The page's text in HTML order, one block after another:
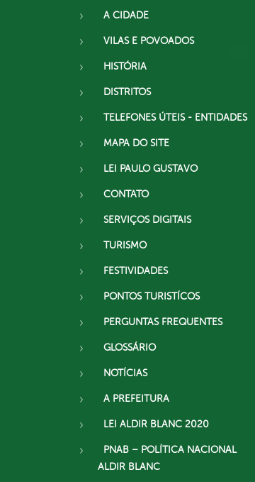
A CIDADE
VILAS E POVOADOS
HISTÓRIA
DISTRITOS
TELEFONES ÚTEIS - ENTIDADES
MAPA DO SITE
LEI PAULO GUSTAVO
CONTATO
SERVIÇOS DIGITAIS
TURISMO
FESTIVIDADES
PONTOS TURISTÍCOS
PERGUNTAS FREQUENTES
GLOSSÁRIO
NOTÍCIAS
A PREFEITURA
LEI ALDIR BLANC 2020
PNAB – POLÍTICA NACIONAL
ALDIR BLANC